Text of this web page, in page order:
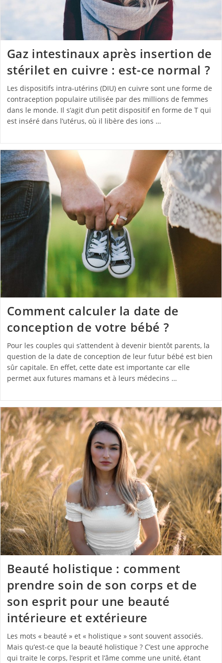
Gaz intestinaux après insertion de
stérilet en cuivre : est-ce normal ?
Les dispositifs intra-utérins (DIU) en cuivre sont une forme de
contraception populaire utilisée par des millions de femmes
dans le monde. Il s’agit d’un petit dispositif en forme de T qui
est inséré dans l’utérus, où il libère des ions …
Comment calculer la date de
conception de votre bébé ?
Pour les couples qui s’attendent à devenir bientôt parents, la
question de la date de conception de leur futur bébé est bien
sûr capitale. En effet, cette date est importante car elle
permet aux futures mamans et à leurs médecins …
Beauté holistique : comment
prendre soin de son corps et de
son esprit pour une beauté
intérieure et extérieure
Les mots « beauté » et « holistique » sont souvent associés.
Mais qu’est-ce que la beauté holistique ? C’est une approche
qui traite le corps, l’esprit et l’âme comme une unité, étant